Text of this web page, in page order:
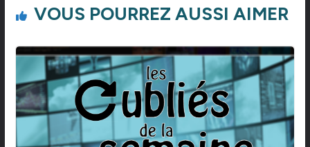
VOUS POURREZ AUSSI AIMER